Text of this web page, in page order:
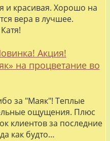
и красивая. Хорошо на
вера в лучшее.
Акция!
на процветание во
за "Маяк"! Теплые
ощущения. Плюс
клиентов за последние
как будто…